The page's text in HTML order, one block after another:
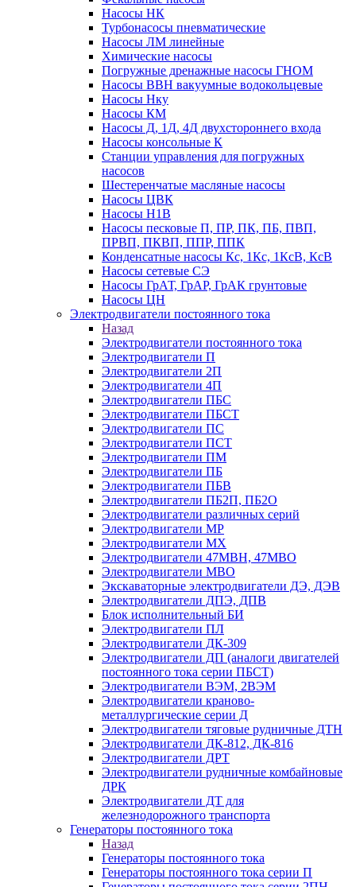
Насосы НК
Турбонасосы пневматические
Насосы ЛМ линейные
Химические насосы
Погружные дренажные насосы ГНОМ
Насосы ВВН вакуумные водокольцевые
Насосы Нку
Насосы КМ
Насосы Д, 1Д, 4Д двухстороннего входа
Насосы консольные К
Станции управления для погружных
насосов
Шестеренчатые масляные насосы
Насосы ЦВК
Насосы Н1В
Насосы песковые П, ПР, ПК, ПБ, ПВП,
ПРВП, ПКВП, ППР, ППК
Конденсатные насосы Кс, 1Кс, 1КсВ, КсВ
Насосы сетевые СЭ
Насосы ГрАТ, ГрАР, ГрАК грунтовые
Насосы ЦН
Электродвигатели постоянного тока
Назад
Электродвигатели постоянного тока
Электродвигатели П
Электродвигатели 2П
Электродвигатели 4П
Электродвигатели ПБС
Электродвигатели ПБСТ
Электродвигатели ПС
Электродвигатели ПСТ
Электродвигатели ПМ
Электродвигатели ПБ
Электродвигатели ПБВ
Электродвигатели ПБ2П, ПБ2О
Электродвигатели различных серий
Электродвигатели МР
Электродвигатели MX
Электродвигатели 47MBH, 47МВО
Электродвигатели MBO
Экскаваторные электродвигатели ДЭ, ДЭВ
Электродвигатели ДПЭ, ДПВ
Блок исполнительный БИ
Электродвигатели ПЛ
Электродвигатели ДК-309
Электродвигатели ДП (аналоги двигателей
постоянного тока серии ПБСТ)
Электродвигатели ВЭМ, 2ВЭМ
Электродвигатели краново-
металлургические серии Д
Электродвигатели тяговые рудничные ДТН
Электродвигатели ДК-812, ДК-816
Электродвигатели ДРТ
Электродвигатели рудничные комбайновые
ДРК
Электродвигатели ДТ для
железнодорожного транспорта
Генераторы постоянного тока
Назад
Генераторы постоянного тока
Генераторы постоянного тока серии П